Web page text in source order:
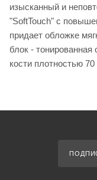
изысканный и
"SoftTouch" с
придает обложке
блок -
кости плотностью 70